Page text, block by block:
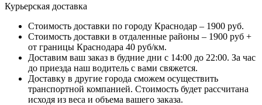
Курьерская доставка
Стоимость доставки по городу Краснодар – 1900 руб.
Стоимость доставки в отдаленные районы – 1900 руб +
от границы Краснодара 40 руб/км.
Доставим ваш заказ в будние дни с 14:00 до 22:00. За час
до приезда наш водитель с вами свяжется.
Доставку в другие города сможем осуществить
транспортной компанией. Стоимость будет рассчитана
исходя из веса и объема вашего заказа.